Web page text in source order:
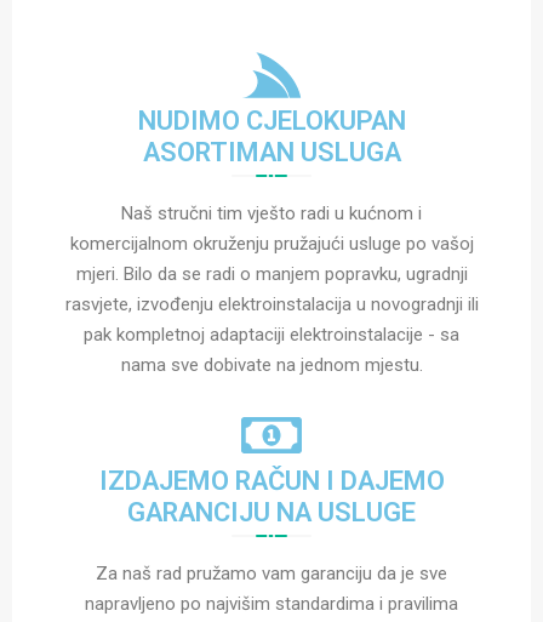
NUDIMO CJELOKUPAN
ASORTIMAN USLUGA
Naš stručni tim vješto radi u kućnom i
komercijalnom okruženju pružajući usluge po vašoj
mjeri. Bilo da se radi o manjem popravku, ugradnji
rasvjete, izvođenju elektroinstalacija u novogradnji ili
pak kompletnoj adaptaciji elektroinstalacije - sa
nama sve dobivate na jednom mjestu.
IZDAJEMO RAČUN I DAJEMO
GARANCIJU NA USLUGE
Za naš rad pružamo vam garanciju da je sve
napravljeno po najvišim standardima i pravilima